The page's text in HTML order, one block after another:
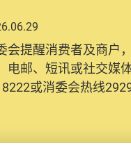
会提醒消费者及商户
电邮、短讯或社交媒
或消委会热线